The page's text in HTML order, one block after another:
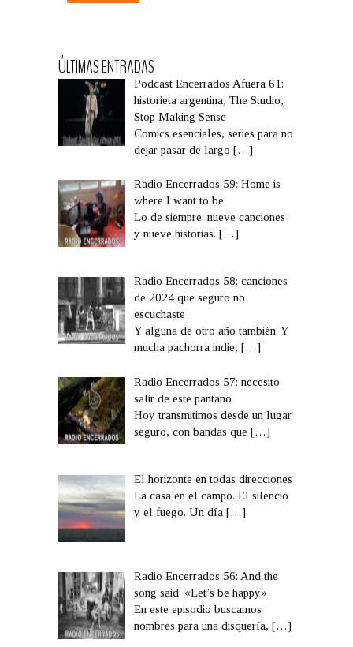
ÚLTIMAS ENTRADAS
Podcast Encerrados Afuera 61:
historieta argentina, The Studio,
Stop Making Sense
Comics esenciales, series para no
dejar pasar de largo[…]
Radio Encerrados 59: Home is
where I want to be
Lo de siempre: nueve canciones
y nueve historias.[…]
Radio Encerrados 58: canciones
de 2024 que seguro no
escuchaste
Y alguna de otro año también. Y
mucha pachorra indie,[…]
Radio Encerrados 57: necesito
salir de este pantano
Hoy transmitimos desde un lugar
seguro, con bandas que[…]
El horizonte en todas direcciones
La casa en el campo. El silencio
y el fuego. Un día[…]
Radio Encerrados 56: And the
song said: «Let’s be happy»
En este episodio buscamos
nombres para una disquería,[…]